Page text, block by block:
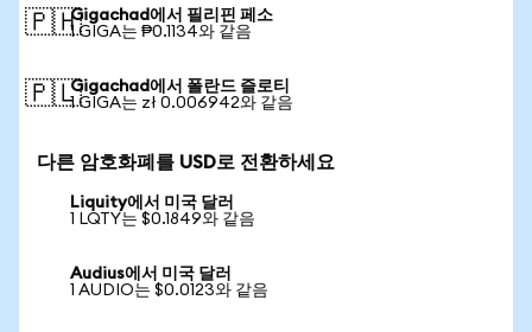
🇵🇭Gigachad에서 필리핀 페소
1 GIGA는 ₱0.1134와 같음
🇵🇱Gigachad에서 폴란드 즐로티
1 GIGA는 zł 0.006942와 같음
다른 암호화폐를 USD로 전환하세요
Liquity에서 미국 달러
1 LQTY는 $0.1849와 같음
Audius에서 미국 달러
1 AUDIO는 $0.0123와 같음